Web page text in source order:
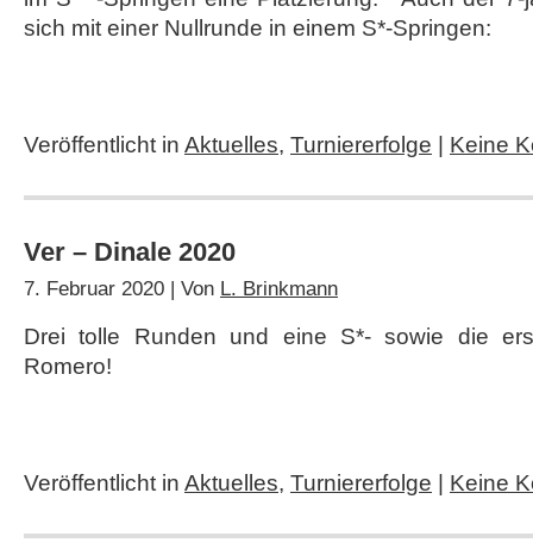
sich mit einer Nullrunde in einem S*-Springen:
Veröffentlicht in Aktuelles, Turniererfolge Keine
Ver – Dinale 2020
7. Februar 2020 | Von L. Brinkmann
Drei tolle Runden und eine S*- sowie die
Romero!
Veröffentlicht in Aktuelles, Turniererfolge Keine